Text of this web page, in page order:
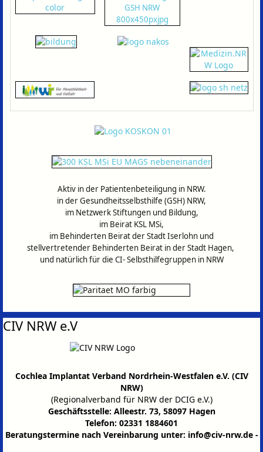
Aktiv in der Patientenbeteiligung in NRW.
in der Gesundheitsselbsthilfe (GSH) NRW,
im Netzwerk Stiftungen und Bildung,
im Beirat KSL MSi,
im Behinderten Beirat der Stadt Iserlohn und
stellvertretender Behinderten Beirat in der Stadt Hagen,
und natürlich für die CI- Selbsthilfegruppen in NRW
CIV NRW e.V
Cochlea Implantat Verband Nordrhein-Westfalen e.V. (CIV
NRW)
(Regionalverband für NRW der DCIG e.V.)
Geschäftsstelle: Alleestr. 73, 58097 Hagen
Telefon: 02331 1884601
Beratungstermine nach Vereinbarung unter: info@civ-nrw.de-